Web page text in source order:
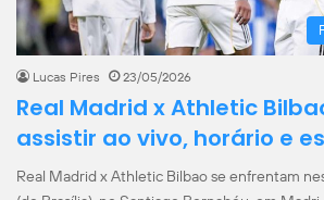
Lucas Pires 23/05/2026
Real Madrid x Athletic
assistir ao vivo, horário e
Real Madrid x Athletic Bilbao se enfrentam